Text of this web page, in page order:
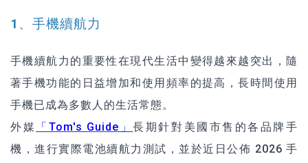
1、手機續航力
手機續航力的重要性在現代生活中變得越來越突出，隨
著手機功能的日益增加和使用頻率的提高，長時間使用
手機已成為多數人的生活常態。
外媒 「Tom's Guide」長期針對美國市售的各品牌手
機，進行實際電池續航力測試，並於近日公佈 2026 手